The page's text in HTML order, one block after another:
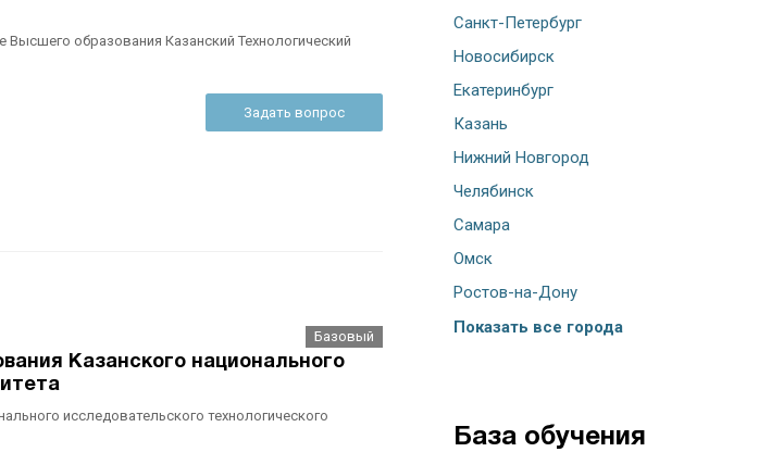
образования Казанский Технологический
Задать вопрос
Базовый
Казанского национального
исследовательского технологического
Санкт-Петербург
Новосибирск
Екатеринбург
Казань
Нижний Новгород
Челябинск
Самара
Омск
Ростов-на-Дону
Показать все города
База обучения